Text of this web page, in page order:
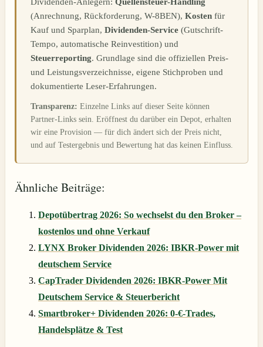
(Anrechnung, Rückforderung, W-8BEN), Kosten für
Kauf und Sparplan, Dividenden-Service (Gutschrift-
Tempo, automatische Reinvestition) und
Steuerreporting. Grundlage sind die offiziellen Preis-
und Leistungsverzeichnisse, eigene Stichproben und
dokumentierte Leser-Erfahrungen.
Transparenz: Einzelne Links auf dieser Seite können
Partner-Links sein. Eröffnest du darüber ein Depot, erhalten
wir eine Provision — für dich ändert sich der Preis nicht,
und auf Testergebnis und Bewertung hat das keinen Einfluss.
Ähnliche Beiträge:
Depotübertrag 2026: So wechselst du den Broker –
kostenlos und ohne Verkauf
LYNX Broker Dividenden 2026: IBKR-Power mit
deutschem Service
CapTrader Dividenden 2026: IBKR-Power Mit
Deutschem Service & Steuerbericht
Smartbroker+ Dividenden 2026: 0-€-Trades,
Handelsplätze & Test